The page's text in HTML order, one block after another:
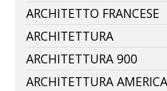
ARCHITETTO FRANCESE
ARCHITETTURA
ARCHITETTURA 900
ARCHITETTURA